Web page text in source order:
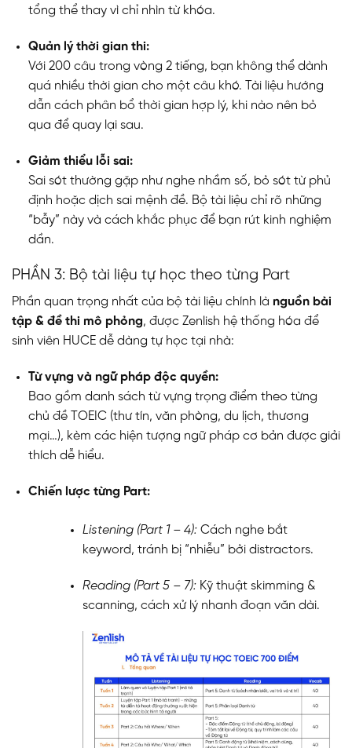
tổng thể thay vì chỉ nhìn từ khóa.
Quản lý thời gian thi:
Với 200 câu trong vòng 2 tiếng, bạn không thể dành
quá nhiều thời gian cho một câu khó. Tài liệu hướng
dẫn cách phân bổ thời gian hợp lý, khi nào nên bỏ
qua để quay lại sau.
Giảm thiểu lỗi sai:
Sai sót thường gặp như nghe nhầm số, bỏ sót từ phủ
định hoặc dịch sai mệnh đề. Bộ tài liệu chỉ rõ những
“bẫy” này và cách khắc phục để bạn rút kinh nghiệm
dần.
PHẦN 3: Bộ tài liệu tự học theo từng Part
Phần quan trọng nhất của bộ tài liệu chính là nguồn bài
tập & đề thi mô phỏng, được Zenlish hệ thống hóa để
sinh viên HUCE dễ dàng tự học tại nhà:
Từ vựng và ngữ pháp độc quyền:
Bao gồm danh sách từ vựng trọng điểm theo từng
chủ đề TOEIC (thư tín, văn phòng, du lịch, thương
mại…), kèm các hiện tượng ngữ pháp cơ bản được giải
thích dễ hiểu.
Chiến lược từng Part:
Listening (Part 1 – 4):Cách nghe bắt
keyword, tránh bị “nhiễu” bởi distractors.
Reading (Part 5 – 7):Kỹ thuật skimming &
scanning, cách xử lý nhanh đoạn văn dài.